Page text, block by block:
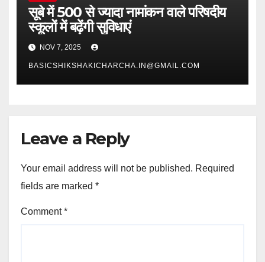
सूबे में 500 से ज्यादा नामांकन वाले परिषदीय
स्कूलों में बढ़ेंगी सुविधाएं
NOV 7, 2025
BASICSHIKSHAKICHARCHA.IN@GMAIL.COM
Leave a Reply
Your email address will not be published. Required
fields are marked *
Comment*